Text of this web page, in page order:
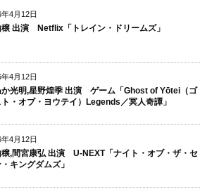
4月12日
穣 出演 Netflix「トレイン・ドリームズ」
4月12日
か光明,星野煌季 出演 ゲーム「Ghost of Yōtei（ゴ
ト・オブ・ヨウテイ）Legends／冥人奇譚」
4月12日
穣,間宮康弘 出演 U-NEXT「ナイト・オブ・ザ・セ
キングダムズ」